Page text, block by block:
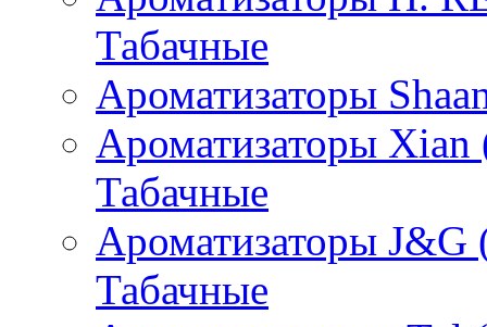
Табачные
Ароматизаторы
Ароматизаторы
Табачные
Ароматизаторы
Табачные